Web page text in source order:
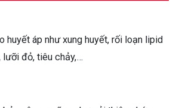
áp như xung huyết, rối loạn lipid
lưỡi đỏ, tiêu chảy,…